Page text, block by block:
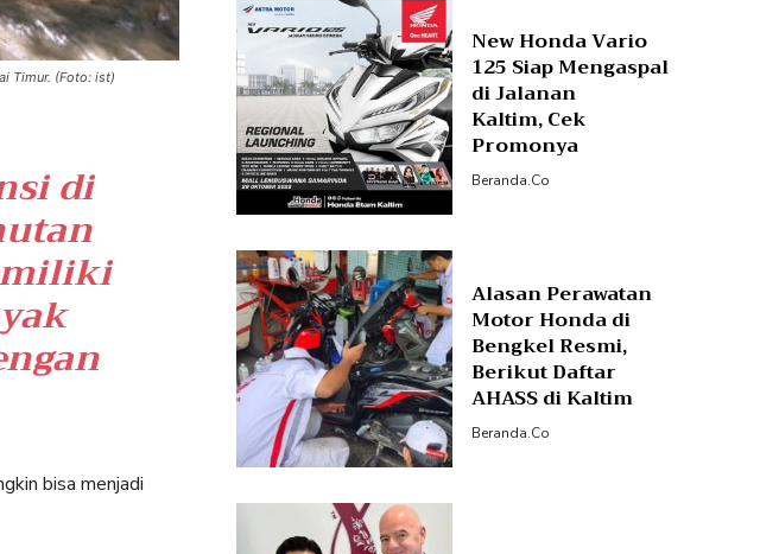
Timur. (Foto: ist)
di
bisa menjadi
New Honda Vario
125 Siap Mengaspal
di Jalanan
Kaltim, Cek
Promonya
Beranda.co
Alasan Perawatan
Motor Honda di
Bengkel Resmi,
Berikut Daftar
AHASS di Kaltim
Beranda.co